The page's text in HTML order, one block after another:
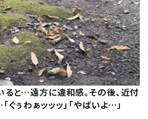
ると…遠方に違和感。その後、近付
ぅわぁッッッ」「やばいよ…」